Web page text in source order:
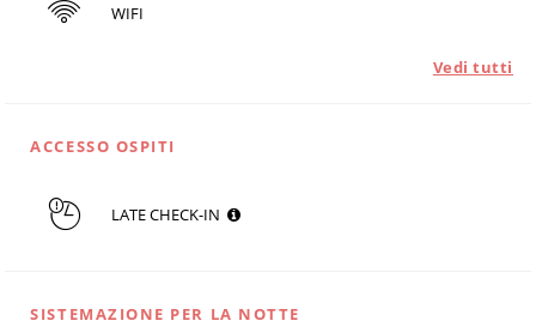
WIFI
Vedi tutti
ACCESSO OSPITI
LATE CHECK-IN
SISTEMAZIONE PER LA NOTTE